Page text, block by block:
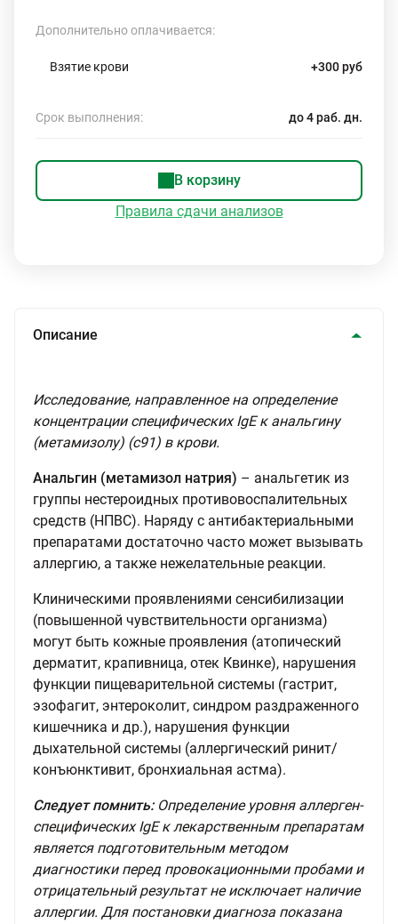
Дополнительно оплачивается:
Взятие крови +300 руб
Срок выполнения: до 4 раб. дн.
В корзину
Правила сдачи анализов
Описание
Исследование, направленное на определение
концентрации специфических IgE к анальгину
(метамизолу) (с91) в крови.
Анальгин (метамизол натрия) – анальгетик из
группы нестероидных противовоспалительных
средств (НПВС). Наряду с антибактериальными
препаратами достаточно часто может вызывать
аллергию, а также нежелательные реакции.
Клиническими проявлениями сенсибилизации
(повышенной чувствительности организма)
могут быть кожные проявления (атопический
дерматит, крапивница, отек Квинке), нарушения
функции пищеварительной системы (гастрит,
эзофагит, энтероколит, синдром раздраженного
кишечника и др.), нарушения функции
дыхательной системы (аллергический ринит/
конъюнктивит, бронхиальная астма).
Следует помнить: Определение уровня аллерген-
специфических IgE к лекарственным препаратам
является подготовительным методом
диагностики перед провокационными пробами и
отрицательный результат не исключает наличие
аллергии. Для постановки диагноза показана